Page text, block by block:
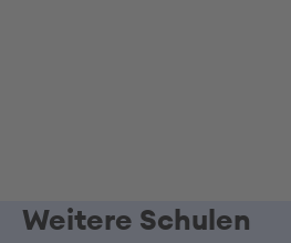
Weitere Schulen